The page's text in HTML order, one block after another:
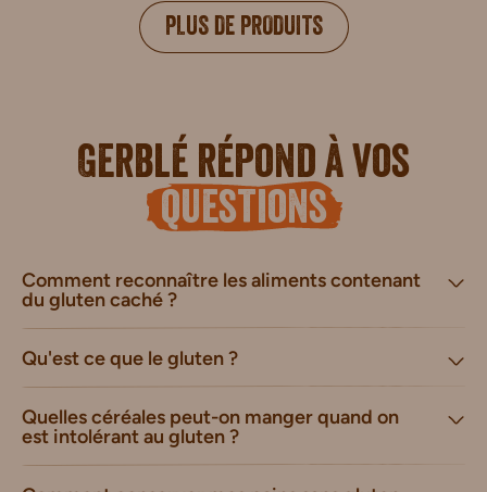
PLUS DE PRODUITS
Gerblé répond à vos
questions
Comment reconnaître les aliments contenant
du gluten caché ?
Qu'est ce que le gluten ?
Quelles céréales peut-on manger quand on
est intolérant au gluten ?